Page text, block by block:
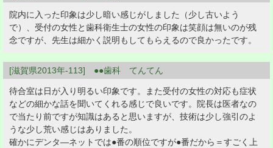
院内に入った印象は少し暗い感じがしました（少し古いよう
で）、受付の女性と歯科衛生士の女性の印象は笑顔は無いのが残
念ですが、先生は細かく説明もしてもらえるので良かったです。
[滋賀県2013年-113] ●●歯科 てんてん
待合室は日が入り明るい印象です。また受付の女性の対応も症状
などの細かな話を聞いてくれる感じで良いです。院長は医者なの
で当たり前ですが知識はあると思いますが、技術は少し強引のよ
うな少し荒い感じはありました。
確かにデンタ―ネットでは●番の順位ですが●番だから＝すごく上